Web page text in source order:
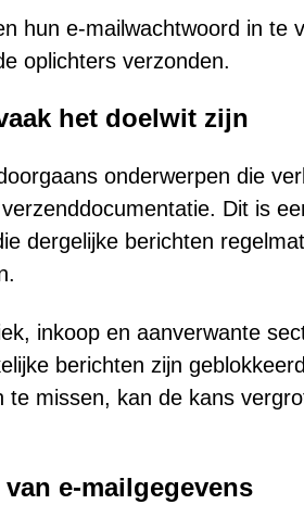
hun e-mailwachtwoord in te
oplichters verzonden.
het doelwit zijn
onderwerpen die
Dit is
dergelijke berichten
inkoop en aanverwante
berichten zijn
missen, kan de kans
e-mailgegevens